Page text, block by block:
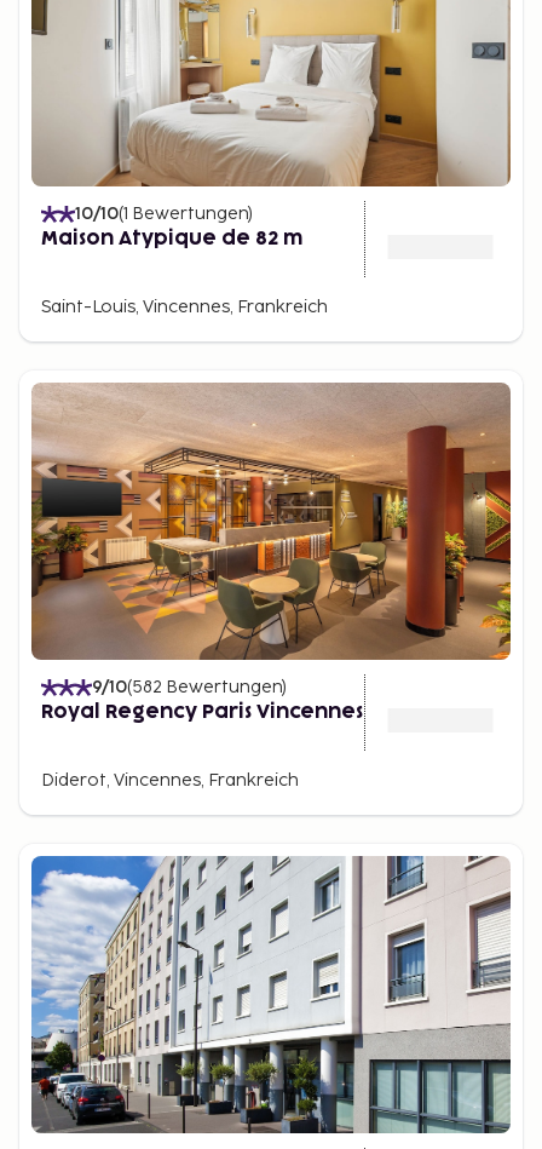
10/10(1 Bewertungen)
Maison Atypique de 82 m
Saint-Louis, Vincennes, Frankreich
9/10(582 Bewertungen)
Royal Regency Paris Vincennes
Diderot, Vincennes, Frankreich